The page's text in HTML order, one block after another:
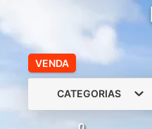
VENDA
CATEGORIAS
0